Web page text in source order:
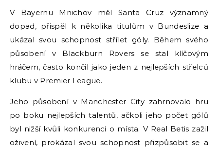
V Bayernu Mnichov měl Santa Cruz významný
dopad, přispěl k několika titulům v Bundeslize a
ukázal svou schopnost střílet góly. Během svého
působení v Blackburn Rovers se stal klíčovým
hráčem, často končil jako jeden z nejlepších střelců
klubu v Premier League.
Jeho působení v Manchester City zahrnovalo hru
po boku nejlepších talentů, ačkoli jeho počet gólů
byl nižší kvůli konkurenci o místa. V Real Betis zažil
oživení, prokázal svou schopnost přizpůsobit se a